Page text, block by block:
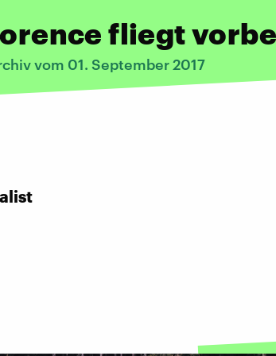
fliegt
vom 01. September 2017